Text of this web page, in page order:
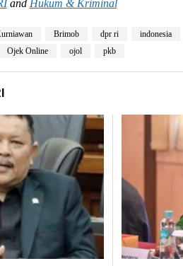
and Hukum & Kriminal
Brimob dpr ri indonesia
Ojek Online ojol pkb